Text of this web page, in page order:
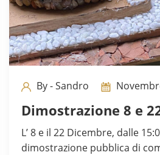
By - Sandro
Dimostrazione 8 e
L’ 8 e il 22 Dicembre, dalle
dimostrazione pubblica di